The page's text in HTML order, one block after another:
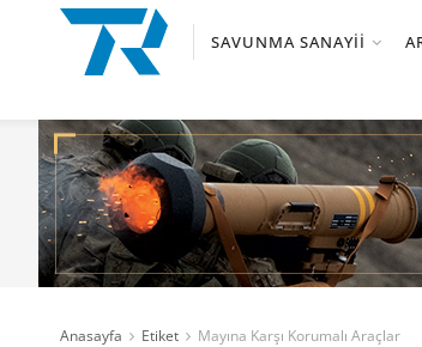
SAVUNMA SANAYII
Anasayfa Etiket Mayına Karşı Korumalı Araçlar